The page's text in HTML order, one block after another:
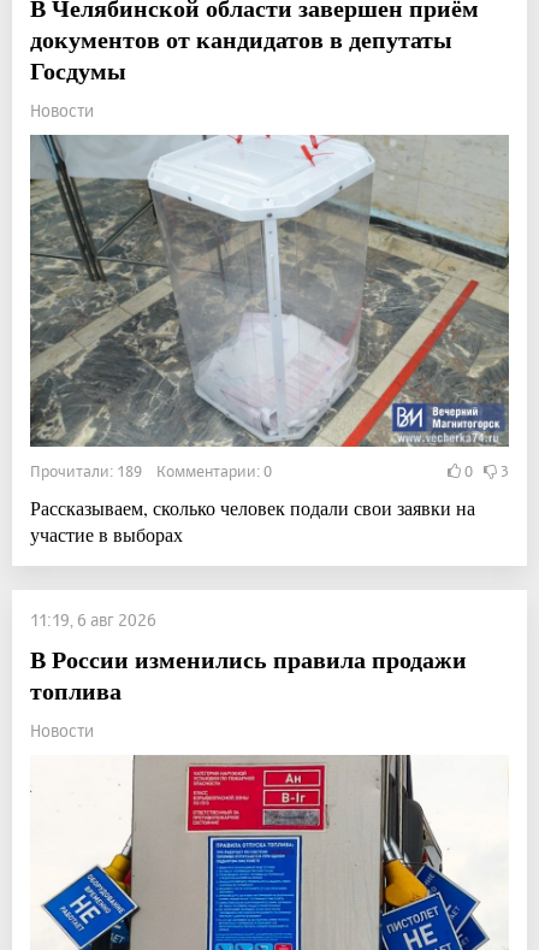
В Челябинской области завершен приём
документов от кандидатов в депутаты
Госдумы
Новости
Прочитали: 189 Комментарии: 0 0 3
Рассказываем, сколько человек подали свои заявки на
участие в выборах
11:19, 6 авг 2026
В России изменились правила продажи
топлива
Новости